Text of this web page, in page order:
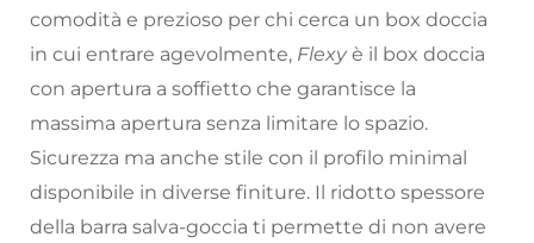
comodità e prezioso per chi cerca un box doccia
in cui entrare agevolmente, Flexy è il box doccia
con apertura a soffietto che garantisce la
massima apertura senza limitare lo spazio.
Sicurezza ma anche stile con il profilo minimal
disponibile in diverse finiture. Il ridotto spessore
della barra salva-goccia ti permette di non avere